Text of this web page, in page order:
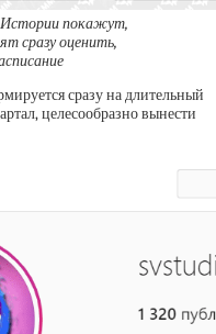
покажут,
сразу оценить,
сразу на длительный
целесообразно вынести